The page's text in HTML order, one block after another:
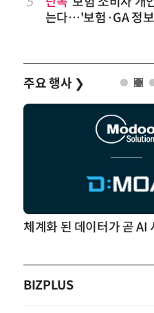
는다…'보험·GA 정
주요 행사 ❯
BIZPLUS